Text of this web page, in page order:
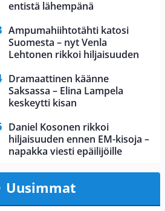
entistä lähempänä
Ampumahiihtotähti katosi
Suomesta – nyt Venla
Lehtonen rikkoi hiljaisuuden
Dramaattinen käänne
Saksassa – Elina Lampela
keskeytti kisan
Daniel Kosonen rikkoi
hiljaisuuden ennen EM-kisoja –
napakka viesti epäilijöille
Uusimmat